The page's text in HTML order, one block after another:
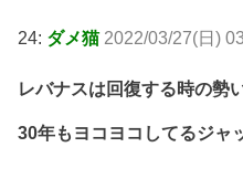
24: ダメ猫 2022/03/27(日)
レバナスは回復する時の勢
30年もヨコヨコしてるジャ